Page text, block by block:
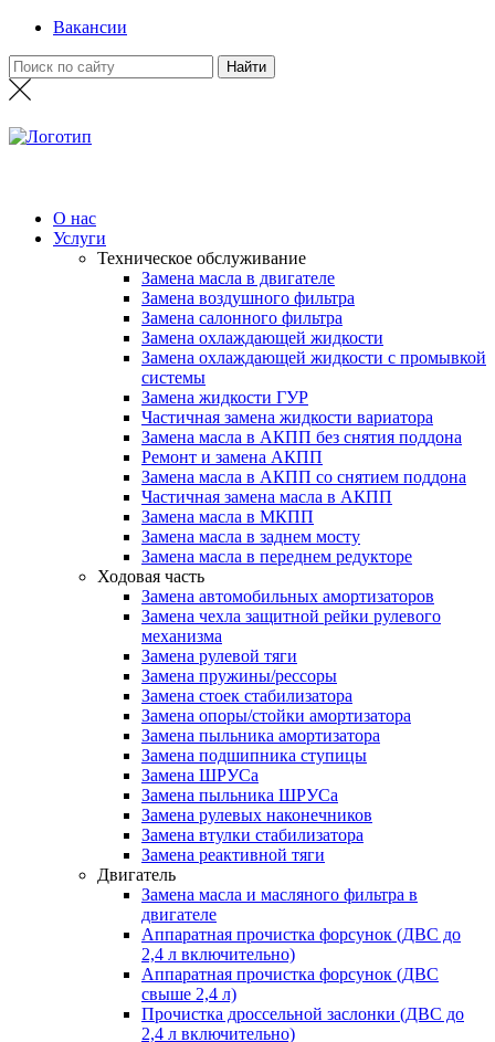
Вакансии
О нас
Услуги
Техническое обслуживание
Замена масла в двигателе
Замена воздушного фильтра
Замена салонного фильтра
Замена охлаждающей жидкости
Замена охлаждающей жидкости с промывкой
системы
Замена жидкости ГУР
Частичная замена жидкости вариатора
Замена масла в АКПП без снятия поддона
Ремонт и замена АКПП
Замена масла в АКПП со снятием поддона
Частичная замена масла в АКПП
Замена масла в МКПП
Замена масла в заднем мосту
Замена масла в переднем редукторе
Ходовая часть
Замена автомобильных амортизаторов
Замена чехла защитной рейки рулевого
механизма
Замена рулевой тяги
Замена пружины/рессоры
Замена стоек стабилизатора
Замена опоры/стойки амортизатора
Замена пыльника амортизатора
Замена подшипника ступицы
Замена ШРУСа
Замена пыльника ШРУСа
Замена рулевых наконечников
Замена втулки стабилизатора
Замена реактивной тяги
Двигатель
Замена масла и масляного фильтра в
двигателе
Аппаратная прочистка форсунок (ДВС до
2,4 л включительно)
Аппаратная прочистка форсунок (ДВС
свыше 2,4 л)
Прочистка дроссельной заслонки (ДВС до
2,4 л включительно)